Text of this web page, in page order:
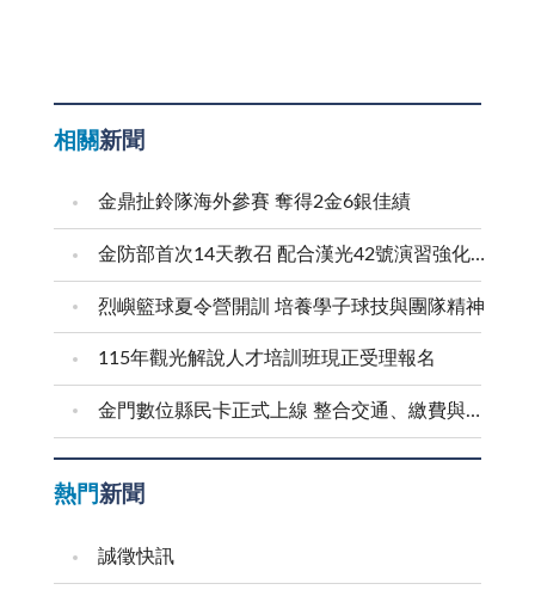
相關新聞
金鼎扯鈴隊海外參賽 奪得2金6銀佳績
金防部首次14天教召 配合漢光42號演習強化防衛戰力
烈嶼籃球夏令營開訓 培養學子球技與團隊精神
115年觀光解說人才培訓班現正受理報名
金門數位縣民卡正式上線 整合交通、繳費與生活服務 迎接在地智慧新生活
熱門新聞
誠徵快訊